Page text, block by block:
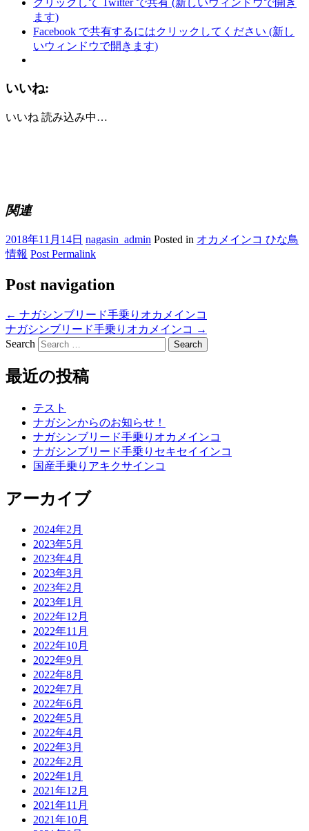
クリックして Twitter で共有 (新しいウィンドウで開き
ます)
Facebook で共有するにはクリックしてください (新し
いウィンドウで開きます)
いいね:
いいね 読み込み中…
関連
2018年11月14日 nagasin_admin Posted in オカメインコ ひな鳥
情報 Post Permalink
Post navigation
← ナガシンブリード手乗りオカメインコ
ナガシンブリード手乗りオカメインコ →
Search
最近の投稿
テスト
ナガシンからのお知らせ！
ナガシンブリード手乗りオカメインコ
ナガシンブリード手乗りセキセイインコ
国産手乗りアキクサインコ
アーカイブ
2024年2月
2023年5月
2023年4月
2023年3月
2023年2月
2023年1月
2022年12月
2022年11月
2022年10月
2022年9月
2022年8月
2022年7月
2022年6月
2022年5月
2022年4月
2022年3月
2022年2月
2022年1月
2021年12月
2021年11月
2021年10月